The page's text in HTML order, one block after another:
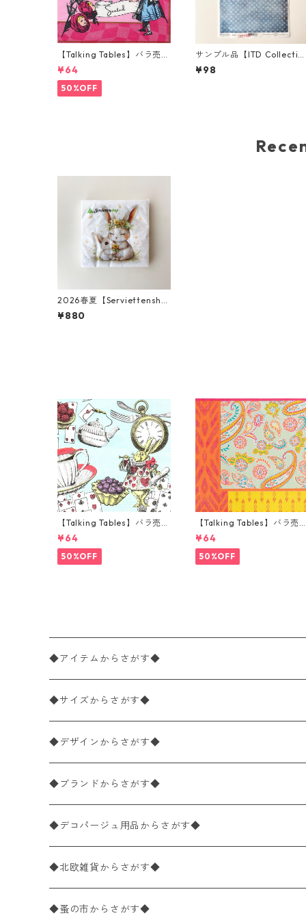
【Talking Tables】バラ売り
1枚 ランチサイズ ペーパーナ
プキン Alice in Wonderlan
d ピンク
¥64
50%OFF
サンプル品【ITD Collectio
n】A4サイズ ライスペーパ
ー R2319 デコパージュ
¥98
2026春夏【Serviettensho
p】ランチサイズ ペーパーナ
プキン Lovely Spring Famil
¥880
【Talking Tables】バラ売り
1枚 カクテルサイズ ペーパー
ナプキン Alice in Wonderla
nd ブルー
¥64
50%OFF
【Talking Tables】バラ売
1枚 ランチサイズ ペーパー
プキン Paisley Print Boho
オレンジ
¥64
50%OFF
◆アイテムからさがす◆
ペーパーナプキン2枚バラ売り
ペーパーナプキン1枚バラ売り
ペーパーナプキン20枚入りパック
ペーパーナプキン10枚入りパック
ライスペーパー
ペーパーリネンナプキン
◆サイズからさがす◆
33×33cm（ランチサイズ）
バラ売り
パック売り
25×25cm（カクテルサイズ）
バラ売り
パック売り
40×40cm（ディナーサイズ）
バラ売り
パック売り
21×21cm（ポケットサイズ）
バラ売り
33cm（ラウンド）
◆デザインからさがす◆
花柄
植物・グリーン柄
動物・鳥・昆虫・蝶柄
海・魚柄
◆ブランドからさがす◆
ドイツ製 IHR/イア
ランチサイズ
カクテルサイズ
ドイツ製 Ambiente/アンビエンテ
ランチサイズ
ドイツ製 Paperproducts Design
◆デコパージュ用品からさがす◆
デコパージュ液
デコパージュ下地
◆北欧雑貨からさがす◆
シリコンモールド
◆蚤の市からさがす◆